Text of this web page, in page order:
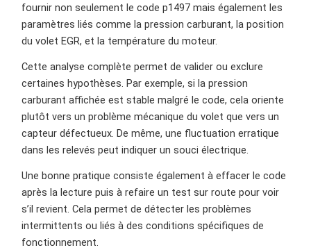
fournir non seulement le code p1497 mais également les
paramètres liés comme la pression carburant, la position
du volet EGR, et la température du moteur.
Cette analyse complète permet de valider ou exclure
certaines hypothèses. Par exemple, si la pression
carburant affichée est stable malgré le code, cela oriente
plutôt vers un problème mécanique du volet que vers un
capteur défectueux. De même, une fluctuation erratique
dans les relevés peut indiquer un souci électrique.
Une bonne pratique consiste également à effacer le code
après la lecture puis à refaire un test sur route pour voir
s’il revient. Cela permet de détecter les problèmes
intermittents ou liés à des conditions spécifiques de
fonctionnement.